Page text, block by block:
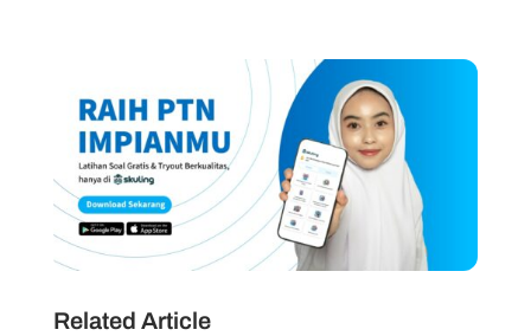
Related Article